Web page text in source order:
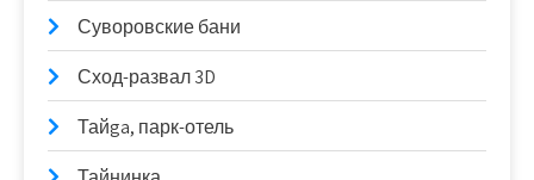
Суворовские бани
Сход-развал 3D
Тайga, парк-отель